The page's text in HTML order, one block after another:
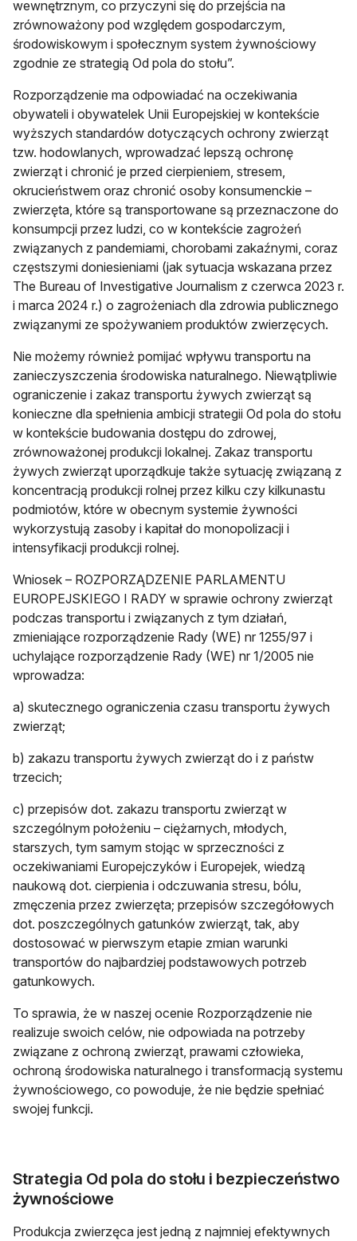
wewnętrznym, co przyczyni się do przejścia na
zrównoważony pod względem gospodarczym,
środowiskowym i społecznym system żywnościowy
zgodnie ze strategią Od pola do stołu”.
Rozporządzenie ma odpowiadać na oczekiwania
obywateli i obywatelek Unii Europejskiej w kontekście
wyższych standardów dotyczących ochrony zwierząt
tzw. hodowlanych, wprowadzać lepszą ochronę
zwierząt i chronić je przed cierpieniem, stresem,
okrucieństwem oraz chronić osoby konsumenckie –
zwierzęta, które są transportowane są przeznaczone do
konsumpcji przez ludzi, co w kontekście zagrożeń
związanych z pandemiami, chorobami zakaźnymi, coraz
częstszymi doniesieniami (jak sytuacja wskazana przez
The Bureau of Investigative Journalism z czerwca 2023 r.
i marca 2024 r.) o zagrożeniach dla zdrowia publicznego
związanymi ze spożywaniem produktów zwierzęcych.
Nie możemy również pomijać wpływu transportu na
zanieczyszczenia środowiska naturalnego. Niewątpliwie
ograniczenie i zakaz transportu żywych zwierząt są
konieczne dla spełnienia ambicji strategii Od pola do stołu
w kontekście budowania dostępu do zdrowej,
zrównoważonej produkcji lokalnej. Zakaz transportu
żywych zwierząt uporządkuje także sytuację związaną z
koncentracją produkcji rolnej przez kilku czy kilkunastu
podmiotów, które w obecnym systemie żywności
wykorzystują zasoby i kapitał do monopolizacji i
intensyfikacji produkcji rolnej.
Wniosek – ROZPORZĄDZENIE PARLAMENTU
EUROPEJSKIEGO I RADY w sprawie ochrony zwierząt
podczas transportu i związanych z tym działań,
zmieniające rozporządzenie Rady (WE) nr 1255/97 i
uchylające rozporządzenie Rady (WE) nr 1/2005 nie
wprowadza:
a) skutecznego ograniczenia czasu transportu żywych
zwierząt;
b) zakazu transportu żywych zwierząt do i z państw
trzecich;
c) przepisów dot. zakazu transportu zwierząt w
szczególnym położeniu – ciężarnych, młodych,
starszych, tym samym stojąc w sprzeczności z
oczekiwaniami Europejczyków i Europejek, wiedzą
naukową dot. cierpienia i odczuwania stresu, bólu,
zmęczenia przez zwierzęta; przepisów szczegółowych
dot. poszczególnych gatunków zwierząt, tak, aby
dostosować w pierwszym etapie zmian warunki
transportów do najbardziej podstawowych potrzeb
gatunkowych.
To sprawia, że w naszej ocenie Rozporządzenie nie
realizuje swoich celów, nie odpowiada na potrzeby
związane z ochroną zwierząt, prawami człowieka,
ochroną środowiska naturalnego i transformacją systemu
żywnościowego, co powoduje, że nie będzie spełniać
swojej funkcji.
Strategia Od pola do stołu i bezpieczeństwo
żywnościowe
Produkcja zwierzęca jest jedną z najmniej efektywnych